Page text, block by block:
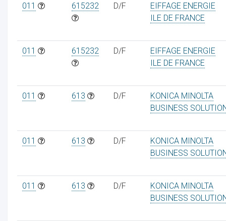
011 615232 D/F
EIFFAGE ENERGIE
ILE DE FRANCE
011 615232 D/F
EIFFAGE ENERGIE
ILE DE FRANCE
011 613 D/F
KONICA MINOLTA
BUSINESS
011 613 D/F
KONICA MINOLTA
BUSINESS
011 613 D/F
KONICA MINOLTA
BUSINESS